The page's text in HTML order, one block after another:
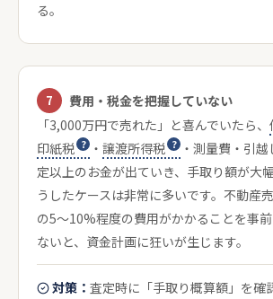
る。
7
費用・税金を把握していない
「3,000万円で売れた」と喜んでいたら、
印紙税
・ 譲渡所得税
・測量費・引
定以上のお金が出ていき、手取り額が
うしたケースは非常に多いです。不動産
の5〜10%程度の費用がかかることを事
ないと、資金計画に狂いが生じます。
対策： 査定時に「手取り概算額」を確